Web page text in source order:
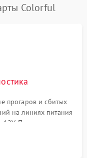
Colorful
прогаров и сбитых
на линиях питания
Проверка на
питания GPU и